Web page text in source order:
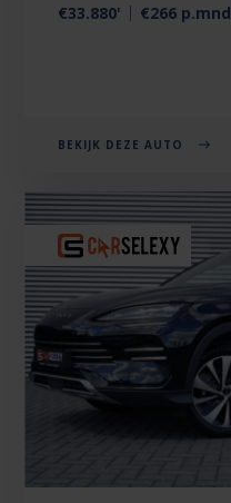
€33.880' €266 p.mnd
BEKIJK DEZE AUTO